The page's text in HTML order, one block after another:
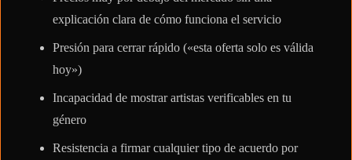
explicación clara de cómo funciona el servicio
Presión para cerrar rápido («esta oferta solo es válida
hoy»)
Incapacidad de mostrar artistas verificables en tu
género
Resistencia a firmar cualquier tipo de acuerdo por